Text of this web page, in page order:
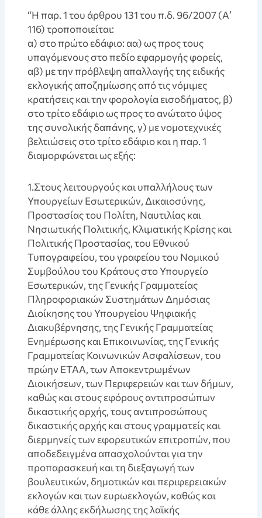
“Η παρ. 1 του άρθρου 131 του π.δ. 96/2007 (Α’
116) τροποποιείται:
α) στο πρώτο εδάφιο: αα) ως προς τους
υπαγόμενους στο πεδίο εφαρμογής φορείς,
αβ) με την πρόβλεψη απαλλαγής της ειδικής
εκλογικής αποζημίωσης από τις νόμιμες
κρατήσεις και την φορολογία εισοδήματος, β)
στο τρίτο εδάφιο ως προς το ανώτατο ύψος
της συνολικής δαπάνης, γ) με νομοτεχνικές
βελτιώσεις στο τρίτο εδάφιο και η παρ. 1
διαμορφώνεται ως εξής:
1.Στους λειτουργούς και υπαλλήλους των
Υπουργείων Εσωτερικών, Δικαιοσύνης,
Προστασίας του Πολίτη, Ναυτιλίας και
Νησιωτικής Πολιτικής, Κλιματικής Κρίσης και
Πολιτικής Προστασίας, του Εθνικού
Τυπογραφείου, του γραφείου του Νομικού
Συμβούλου του Κράτους στο Υπουργείο
Εσωτερικών, της Γενικής Γραμματείας
Πληροφοριακών Συστημάτων Δημόσιας
Διοίκησης του Υπουργείου Ψηφιακής
Διακυβέρνησης, της Γενικής Γραμματείας
Ενημέρωσης και Επικοινωνίας, της Γενικής
Γραμματείας Κοινωνικών Ασφαλίσεων, του
πρώην ΕΤΑΑ, των Αποκεντρωμένων
Διοικήσεων, των Περιφερειών και των δήμων,
καθώς και στους εφόρους αντιπροσώπων
δικαστικής αρχής, τους αντιπροσώπους
δικαστικής αρχής και στους γραμματείς και
διερμηνείς των εφορευτικών επιτροπών, που
αποδεδειγμένα απασχολούνται για την
προπαρασκευή και τη διεξαγωγή των
βουλευτικών, δημοτικών και περιφερειακών
εκλογών και των ευρωεκλογών, καθώς και
κάθε άλλης εκδήλωσης της λαϊκής